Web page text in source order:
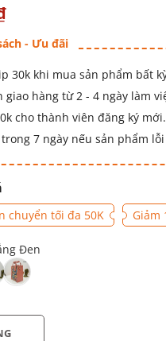
- Ưu đãi
30k khi mua sản phẩm bất
giao hàng từ 2 - 4 ngày làm
cho thành viên đăng ký mới.
7 ngày nếu sản phẩm
chuyển tối đa 50K Giảm
Đen